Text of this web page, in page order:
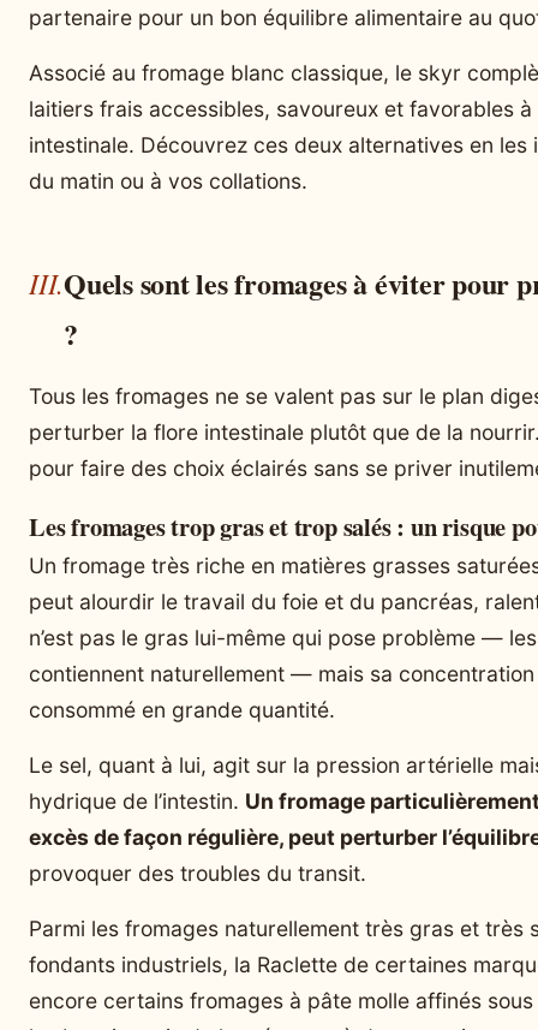
partenaire pour un bon équilibre alimentaire au
Associé au fromage blanc classique, le skyr
laitiers frais accessibles, savoureux et favorables à
intestinale. Découvrez ces deux alternatives en
du matin ou à vos collations.
Quels sont les fromages à éviter pour
?
Tous les fromages ne se valent pas sur le plan
perturber la flore intestinale plutôt que de la
pour faire des choix éclairés sans se priver
Les fromages trop gras et trop salés : un risque
Un fromage très riche en matières grasses
peut alourdir le travail du foie et du pancréas,
n’est pas le gras lui-même qui pose problème —
contiennent naturellement — mais sa
consommé en grande quantité.
Le sel, quant à lui, agit sur la pression artérielle
hydrique de l’intestin. Un fromage
excès de façon régulière, peut perturber
provoquer des troubles du transit.
Parmi les fromages naturellement très gras et très
fondants industriels, la Raclette de certaines
encore certains fromages à pâte molle affinés